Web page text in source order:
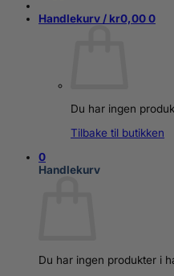
Handlekurv / kr0,000
Du har ingen
Tilbake til butikken
0
Handlekurv
Du har ingen produkter i